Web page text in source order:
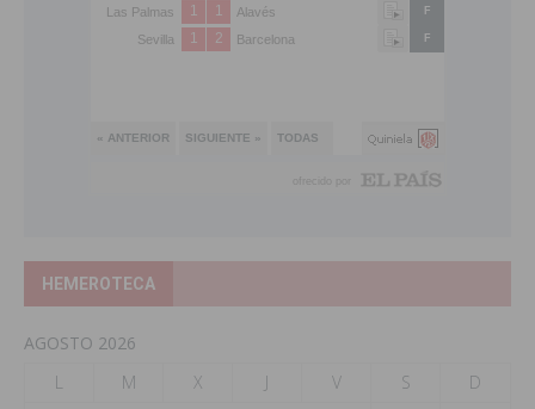
HEMEROTECA
AGOSTO 2026
L
M X J V S
D